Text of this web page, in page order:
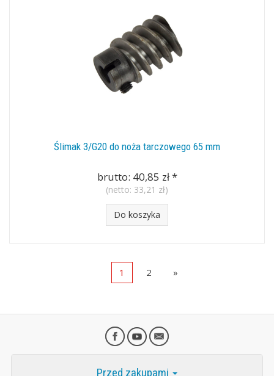
Ślimak 3/G20 do noża tarczowego 65 mm
brutto: 40,85 zł*
(netto: 33,21 zł)
Do koszyka
1 2 »
Przed zakupami